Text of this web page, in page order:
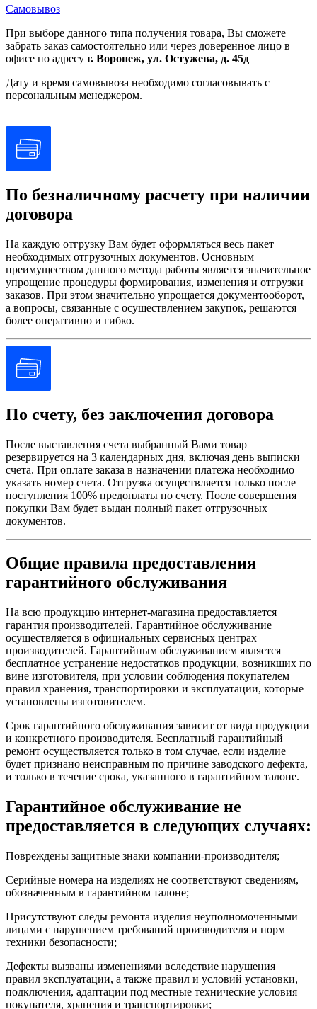
Самовывоз
При выборе данного типа получения товара, Вы сможете
забрать заказ самостоятельно или через доверенное лицо в
офисе по адресу г. Воронеж, ул. Остужева, д. 45д
Дату и время самовывоза необходимо согласовывать с
персональным менеджером.
По безналичному расчету при наличии
договора
На каждую отгрузку Вам будет оформляться весь пакет
необходимых отгрузочных документов. Основным
преимуществом данного метода работы является значительное
упрощение процедуры формирования, изменения и отгрузки
заказов. При этом значительно упрощается документооборот,
а вопросы, связанные с осуществлением закупок, решаются
более оперативно и гибко.
По счету, без заключения договора
После выставления счета выбранный Вами товар
резервируется на 3 календарных дня, включая день выписки
счета. При оплате заказа в назначении платежа необходимо
указать номер счета. Отгрузка осуществляется только после
поступления 100% предоплаты по счету. После совершения
покупки Вам будет выдан полный пакет отгрузочных
документов.
Общие правила предоставления
гарантийного обслуживания
На всю продукцию интернет-магазина предоставляется
гарантия производителей. Гарантийное обслуживание
осуществляется в официальных сервисных центрах
производителей. Гарантийным обслуживанием является
бесплатное устранение недостатков продукции, возникших по
вине изготовителя, при условии соблюдения покупателем
правил хранения, транспортировки и эксплуатации, которые
установлены изготовителем.
Срок гарантийного обслуживания зависит от вида продукции
и конкретного производителя. Бесплатный гарантийный
ремонт осуществляется только в том случае, если изделие
будет признано неисправным по причине заводского дефекта,
и только в течение срока, указанного в гарантийном талоне.
Гарантийное обслуживание не
предоставляется в следующих случаях:
Повреждены защитные знаки компании-производителя;
Серийные номера на изделиях не соответствуют сведениям,
обозначенным в гарантийном талоне;
Присутствуют следы ремонта изделия неуполномоченными
лицами с нарушением требований производителя и норм
техники безопасности;
Дефекты вызваны изменениями вследствие нарушения
правил эксплуатации, а также правил и условий установки,
подключения, адаптации под местные технические условия
покупателя, хранения и транспортировки;